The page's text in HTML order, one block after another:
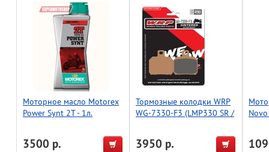
Моторное масло Motorex
Power Synt 2T - 1л.
3500 р.
Тормозные колодки WRP
WG-7330-F3 (LMP330 SR /
3950 р.